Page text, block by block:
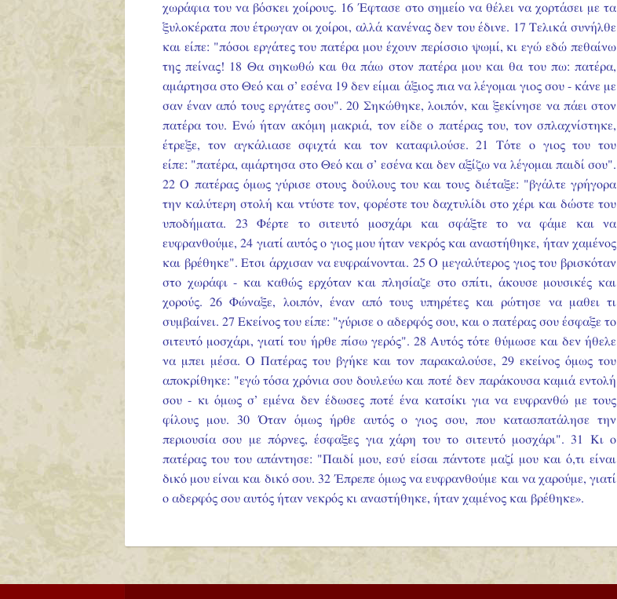
χωράφια του να βόσκει χοίρους. 16 Έφτασε στο σημείο να θέλει να χορτάσει με τα
ξυλοκέρατα που έτρωγαν οι χοίροι, αλλά κανένας δεν του έδινε. 17 Τελικά συνήλθε
και είπε: "πόσοι εργάτες του πατέρα μου έχουν περίσσιο ψωμί, κι εγώ εδώ πεθαίνω
της πείνας! 18 Θα σηκωθώ και θα πάω στον πατέρα μου και θα του πω: πατέρα,
αμάρτησα στο Θεό και σ’ εσένα 19 δεν είμαι άξιος πια να λέγομαι γιος σου - κάνε με
σαν έναν από τους εργάτες σου". 20 Σηκώθηκε, λοιπόν, και ξεκίνησε να πάει στον
πατέρα του. Ενώ ήταν ακόμη μακριά, τον είδε ο πατέρας του, τον σπλαχνίστηκε,
έτρεξε, τον αγκάλιασε σφιχτά και τον καταφιλούσε. 21 Τότε ο γιος του του
είπε: "πατέρα, αμάρτησα στο Θεό και σ’ εσένα και δεν αξίζω να λέγομαι παιδί σου".
22 Ο πατέρας όμως γύρισε στους δούλους του και τους διέταξε: "βγάλτε γρήγορα
την καλύτερη στολή και ντύστε τον, φορέστε του δαχτυλίδι στο χέρι και δώστε του
υποδήματα. 23 Φέρτε το σιτευτό μοσχάρι και σφάξτε το να φάμε και να
ευφρανθούμε, 24 γιατί αυτός ο γιος μου ήταν νεκρός και αναστήθηκε, ήταν χαμένος
και βρέθηκε". Ετσι άρχισαν να ευφραίνονται. 25 Ο μεγαλύτερος γιος του βρισκόταν
στο χωράφι - και καθώς ερχόταν και πλησίαζε στο σπίτι, άκουσε μουσικές και
χορούς. 26 Φώναξε, λοιπόν, έναν από τους υπηρέτες και ρώτησε να μαθει τι
συμβαίνει. 27 Εκείνος του είπε: "γύρισε ο αδερφός σου, και ο πατέρας σου έσφαξε το
σιτευτό μοσχάρι, γιατί του ήρθε πίσω γερός". 28 Αυτός τότε θύμωσε και δεν ήθελε
να μπει μέσα. Ο Πατέρας του βγήκε και τον παρακαλούσε, 29 εκείνος όμως του
αποκρίθηκε: "εγώ τόσα χρόνια σου δουλεύω και ποτέ δεν παράκουσα καμιά εντολή
σου - κι όμως σ’ εμένα δεν έδωσες ποτέ ένα κατσίκι για να ευφρανθώ με τους
φίλους μου. 30 Όταν όμως ήρθε αυτός ο γιος σου, που κατασπατάλησε την
περιουσία σου με πόρνες, έσφαξες για χάρη του το σιτευτό μοσχάρι". 31 Κι ο
πατέρας του του απάντησε: "Παιδί μου, εσύ είσαι πάντοτε μαζί μου και ό,τι είναι
δικό μου είναι και δικό σου. 32 Έπρεπε όμως να ευφρανθούμε και να χαρούμε, γιατί
ο αδερφός σου αυτός ήταν νεκρός κι αναστήθηκε, ήταν χαμένος και βρέθηκε».